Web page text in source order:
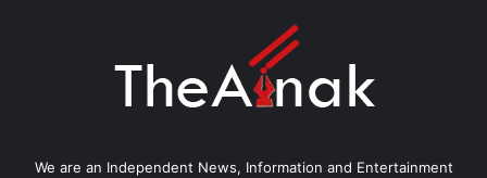
We are an Independent News, Information and Entertainment